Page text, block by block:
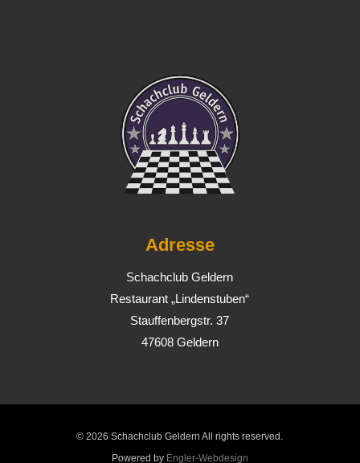
Adresse
Schachclub Geldern
Restaurant „Lindenstuben“
Stauffenbergstr. 37
47608 Geldern
© 2026 Schachclub Geldern All rights reserved.
Powered by Engler-Webdesign